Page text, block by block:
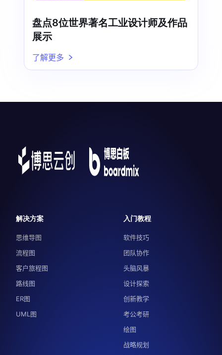
盘点8位世界著名工业设计师及作品
展示
了解更多
解决方案
思维导图
流程图
客户旅程图
路线图
ER图
UML图
入门教程
软件技巧
团队协作
头脑风暴
设计探索
创新教学
考公考研
绘图
战略规划